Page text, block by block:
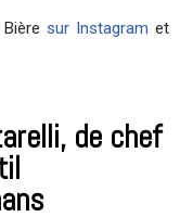
sur Instagram et
de chef